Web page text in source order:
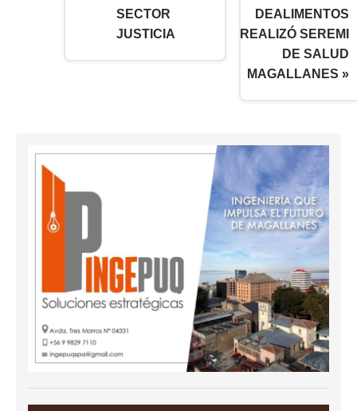
SECTOR
JUSTICIA
DEALIMENTOS
REALIZÓ SEREMI
DE SALUD
MAGALLANES »